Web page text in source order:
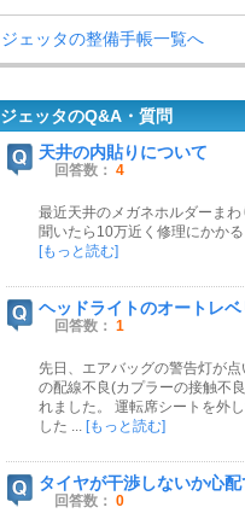
ジェッタの整備手帳一覧へ
ジェッタのQ&A・質問
天井の内貼りについて
回答数： 4
最近天井のメガネホルダーま
聞いたら10万近く修理にかか
[もっと読む]
ヘッドライトのオートレ
回答数： 1
先日、エアバッグの警告灯が
の配線不良(カプラーの接触不
れました。 運転席シートを外
した ... [もっと読む]
タイヤが干渉しないか心配
回答数： 0